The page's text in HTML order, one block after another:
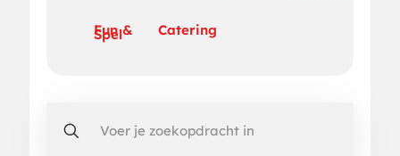
Fun &
Spel Catering